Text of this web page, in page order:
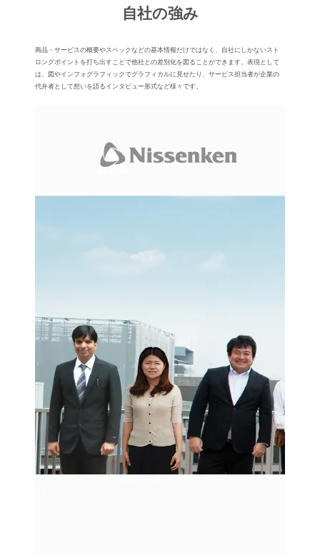
⾃社の強み
商品・サービスの概要やスペックなどの基本情報だけではなく、自社にしかないスト
ロングポイントを打ち出すことで他社との差別化を図ることができます。表現として
は、図やインフォグラフィックでグラフィカルに見せたり、サービス担当者が企業の
代弁者として想いを語るインタビュー形式など様々です。